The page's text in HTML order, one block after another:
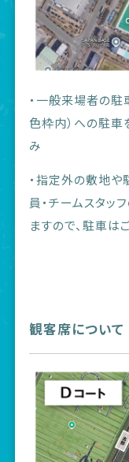
・一般来場者の駐
色枠内）への駐車
み
・指定外の敷地や
員・チームスタッ
ますので、駐車は
観客席について